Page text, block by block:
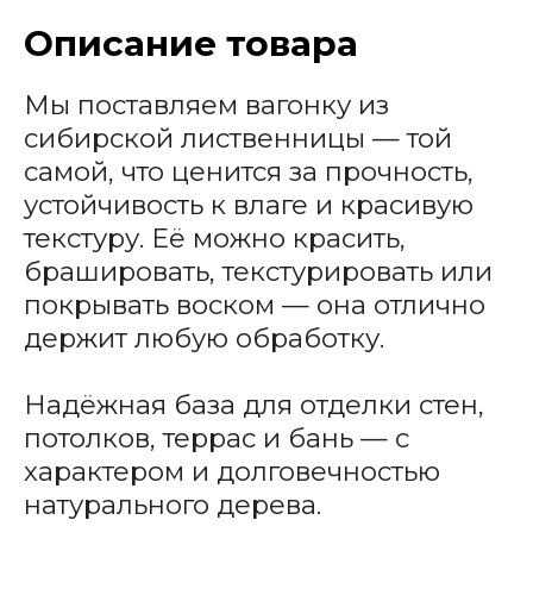
Описание товара
Мы поставляем вагонку из
сибирской лиственницы — той
самой, что ценится за прочность,
устойчивость к влаге и красивую
текстуру. Её можно красить,
брашировать, текстурировать или
покрывать воском — она отлично
держит любую обработку.
Надёжная база для отделки стен,
потолков, террас и бань — с
характером и долговечностью
натурального дерева.